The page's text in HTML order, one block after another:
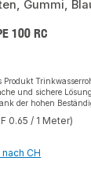
100 RC
Produkt
und sichere
der hohen
sorgt es für
an. Das
dieses Produkt zu
für
0.65 / 1 Meter)
CH